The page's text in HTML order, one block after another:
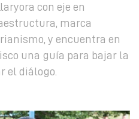
con eje en
marca
y encuentra en
una guía para bajar la
el diálogo.